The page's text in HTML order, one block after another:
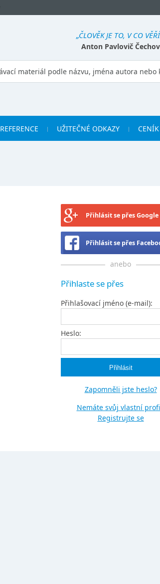
„ČLOVĚK JE TO, V CO
Anton Pavlovič Čechov
REFERENCE UŽITEČNÉ ODKAZY
Přihlásit se přes Google
Přihlásit se přes
anebo
Přihlaste se přes
Přihlašovací jméno (e-mail):
Heslo:
Zapomněli jste heslo?
Nemáte svůj vlastní
Registrujte se